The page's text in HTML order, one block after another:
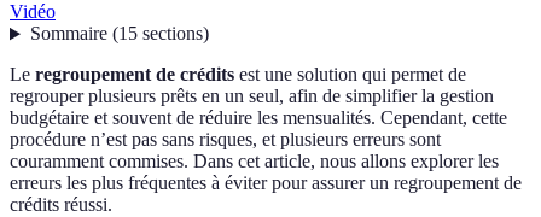
Vidéo
Sommaire(15 sections)
Le regroupement de crédits est une solution qui permet de
regrouper plusieurs prêts en un seul, afin de simplifier la gestion
budgétaire et souvent de réduire les mensualités. Cependant, cette
procédure n’est pas sans risques, et plusieurs erreurs sont
couramment commises. Dans cet article, nous allons explorer les
erreurs les plus fréquentes à éviter pour assurer un regroupement de
crédits réussi.